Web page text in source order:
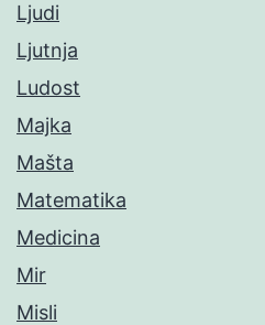
Ljudi
Ljutnja
Ludost
Majka
Mašta
Matematika
Medicina
Mir
Misli